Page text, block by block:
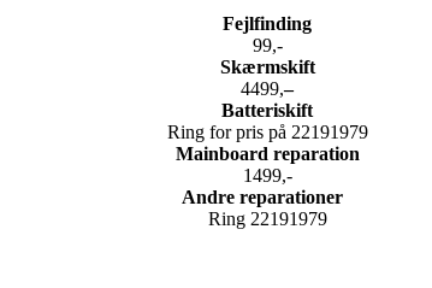
Fejlfinding
99,-
Skærmskift
4499,–
Batteriskift
Ring for pris på 22191979
Mainboard reparation
1499,-
Andre reparationer
Ring 22191979